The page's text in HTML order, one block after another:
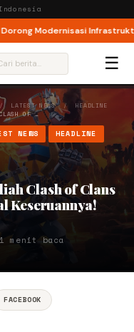
Modernisasi Infrastruktur
☰
LATEST NEWS/ HEADLINE
OF …
NEWS HEADLINE
Clash of Clans
Keseruannya!
menit baca
FACEBOOK